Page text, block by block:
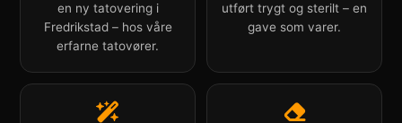
en ny tatovering i
Fredrikstad – hos våre
erfarne tatovører.
utført trygt og sterilt – en
gave som varer.